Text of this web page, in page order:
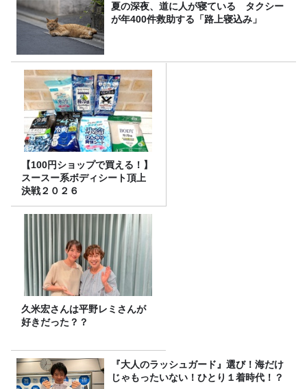
夏の深夜、道に人が寝ている タクシー
が年400件救助する「路上寝込み」
【100円ショップで買える！】
スースー系ボディシート頂上
決戦２０２６
久米宏さんは平野レミさんが
好きだった？？
『大人のラッシュガード』選び！海だけ
じゃもったいない！ひとり１着時代！？